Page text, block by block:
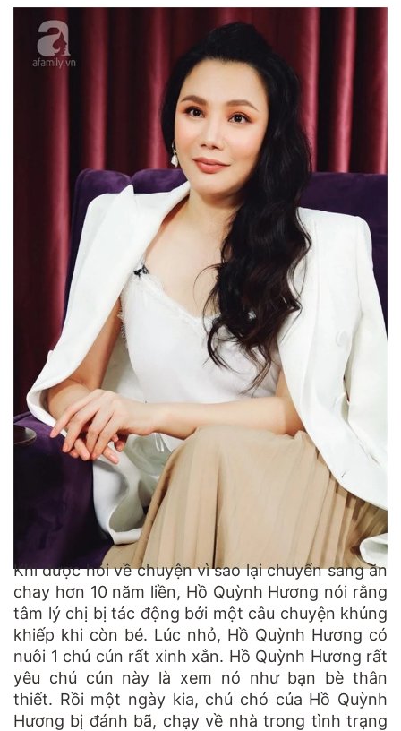
Khi được hỏi về chuyện vì sao lại chuyển sang ăn
chay hơn 10 năm liền, Hồ Quỳnh Hương nói rằng
tâm lý chị bị tác động bởi một câu chuyện khủng
khiếp khi còn bé. Lúc nhỏ, Hồ Quỳnh Hương có
nuôi 1 chú cún rất xinh xắn. Hồ Quỳnh Hương rất
yêu chú cún này là xem nó như bạn bè thân
thiết. Rồi một ngày kia, chú chó của Hồ Quỳnh
Hương bị đánh bã, chạy về nhà trong tình trạng